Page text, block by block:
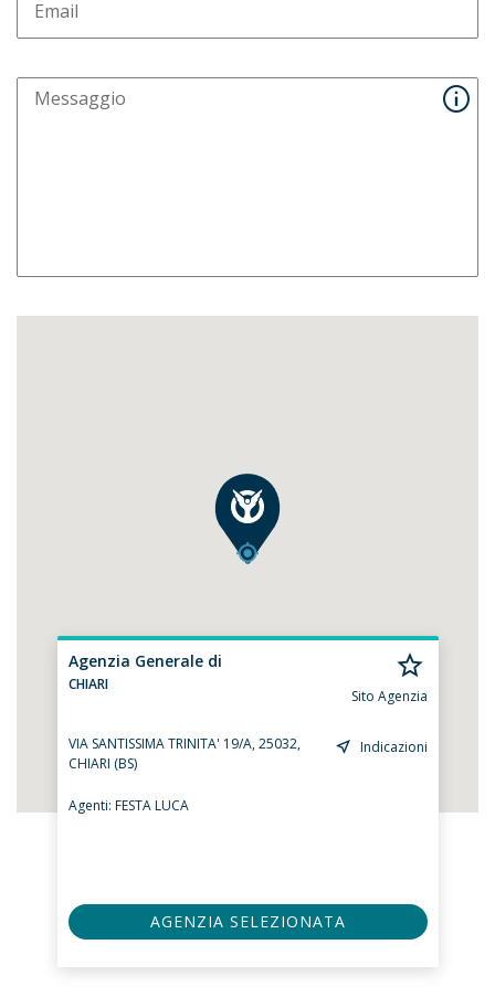
Email
Messaggio
Agenzia Generale di
CHIARI
Sito Agenzia
VIA SANTISSIMA TRINITA' 19/A, 25032,
CHIARI (BS)
Indicazioni
Agenti: FESTA LUCA
AGENZIA SELEZIONATA